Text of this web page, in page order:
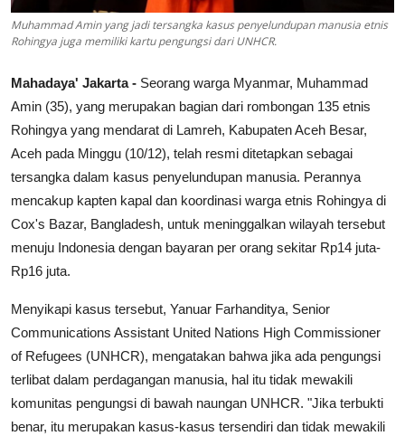
Muhammad Amin yang jadi tersangka kasus penyelundupan manusia etnis
Rohingya juga memiliki kartu pengungsi dari UNHCR.
Mahadaya' Jakarta - Seorang warga Myanmar, Muhammad
Amin (35), yang merupakan bagian dari rombongan 135 etnis
Rohingya yang mendarat di Lamreh, Kabupaten Aceh Besar,
Aceh pada Minggu (10/12), telah resmi ditetapkan sebagai
tersangka dalam kasus penyelundupan manusia. Perannya
mencakup kapten kapal dan koordinasi warga etnis Rohingya di
Cox's Bazar, Bangladesh, untuk meninggalkan wilayah tersebut
menuju Indonesia dengan bayaran per orang sekitar Rp14 juta-
Rp16 juta.
Menyikapi kasus tersebut, Yanuar Farhanditya, Senior
Communications Assistant United Nations High Commissioner
of Refugees (UNHCR), mengatakan bahwa jika ada pengungsi
terlibat dalam perdagangan manusia, hal itu tidak mewakili
komunitas pengungsi di bawah naungan UNHCR. "Jika terbukti
benar, itu merupakan kasus-kasus tersendiri dan tidak mewakili